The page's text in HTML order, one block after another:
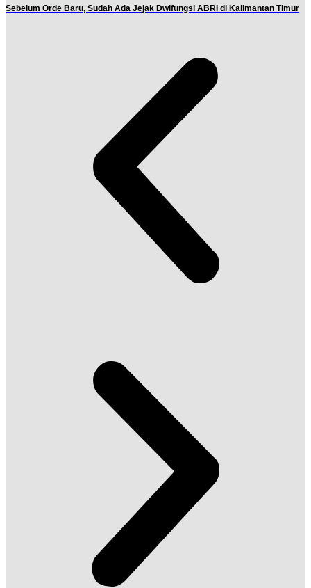
Sebelum Orde Baru, Sudah Ada Jejak Dwifungsi ABRI di Kalimantan Timur